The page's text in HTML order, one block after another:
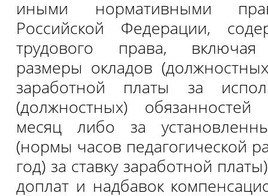
иными нормативными
Российской Федерации,
трудового права, включая
размеры окладов
заработной платы за
(должностных)
месяц либо за
(нормы часов педагогической
год) за ставку заработной
доплат и надбавок